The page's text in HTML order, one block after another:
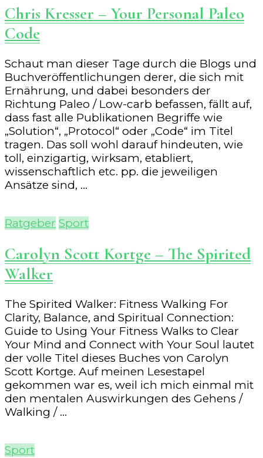
Chris Kresser – Your Personal Paleo
Code
Schaut man dieser Tage durch die Blogs und
Buchveröffentlichungen derer, die sich mit
Ernährung, und dabei besonders der
Richtung Paleo / Low-carb befassen, fällt auf,
dass fast alle Publikationen Begriffe wie
„Solution“, „Protocol“ oder „Code“ im Titel
tragen. Das soll wohl darauf hindeuten, wie
toll, einzigartig, wirksam, etabliert,
wissenschaftlich etc. pp. die jeweiligen
Ansätze sind, …
Ratgeber Sport
Carolyn Scott Kortge – The Spirited
Walker
The Spirited Walker: Fitness Walking For
Clarity, Balance, and Spiritual Connection:
Guide to Using Your Fitness Walks to Clear
Your Mind and Connect with Your Soul lautet
der volle Titel dieses Buches von Carolyn
Scott Kortge. Auf meinen Lesestapel
gekommen war es, weil ich mich einmal mit
den mentalen Auswirkungen des Gehens /
Walking / …
Sport